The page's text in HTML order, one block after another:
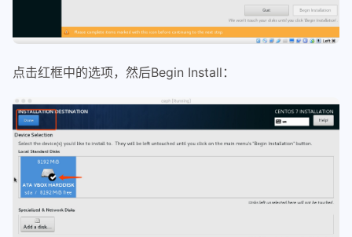
点击红框中的选项，然后Begin Install：